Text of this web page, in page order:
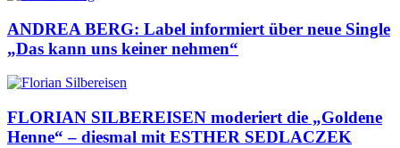
ANDREA BERG: Label informiert über neue Single
„Das kann uns keiner nehmen“
FLORIAN SILBEREISEN moderiert die „Goldene
Henne“ – diesmal mit ESTHER SEDLACZEK